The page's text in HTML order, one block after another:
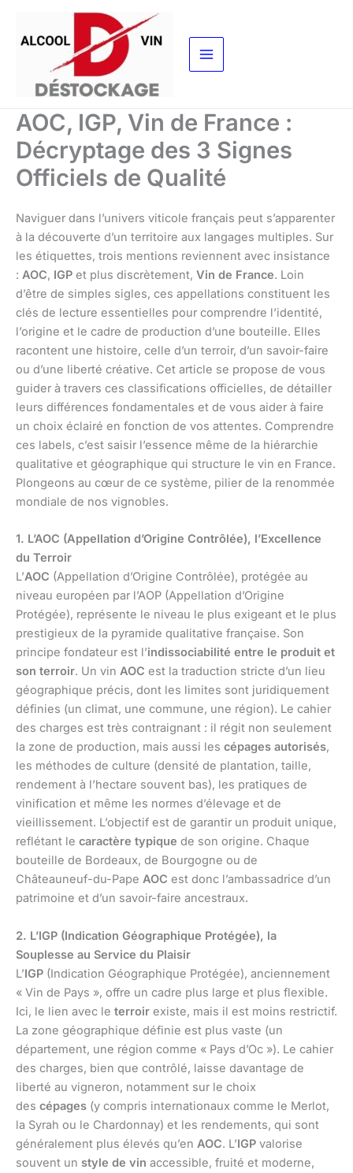
contenu
AOC, IGP, Vin de France :
Décryptage des 3 Signes
Officiels de Qualité
Naviguer dans l’univers viticole français peut s’apparenter
à la découverte d’un territoire aux langages multiples. Sur
les étiquettes, trois mentions reviennent avec insistance
: AOC, IGP et plus discrètement, Vin de France. Loin
d’être de simples sigles, ces appellations constituent les
clés de lecture essentielles pour comprendre l’identité,
l’origine et le cadre de production d’une bouteille. Elles
racontent une histoire, celle d’un terroir, d’un savoir-faire
ou d’une liberté créative. Cet article se propose de vous
guider à travers ces classifications officielles, de détailler
leurs différences fondamentales et de vous aider à faire
un choix éclairé en fonction de vos attentes. Comprendre
ces labels, c’est saisir l’essence même de la hiérarchie
qualitative et géographique qui structure le vin en France.
Plongeons au cœur de ce système, pilier de la renommée
mondiale de nos vignobles.
1. L’AOC (Appellation d’Origine Contrôlée), l’Excellence
du Terroir
L’AOC (Appellation d’Origine Contrôlée), protégée au
niveau européen par l’AOP (Appellation d’Origine
Protégée), représente le niveau le plus exigeant et le plus
prestigieux de la pyramide qualitative française. Son
principe fondateur est l’indissociabilité entre le produit et
son terroir. Un vin AOC est la traduction stricte d’un lieu
géographique précis, dont les limites sont juridiquement
définies (un climat, une commune, une région). Le cahier
des charges est très contraignant : il régit non seulement
la zone de production, mais aussi les cépages autorisés,
les méthodes de culture (densité de plantation, taille,
rendement à l’hectare souvent bas), les pratiques de
vinification et même les normes d’élevage et de
vieillissement. L’objectif est de garantir un produit unique,
reflétant le caractère typique de son origine. Chaque
bouteille de Bordeaux, de Bourgogne ou de
Châteauneuf-du-Pape AOC est donc l’ambassadrice d’un
patrimoine et d’un savoir-faire ancestraux.
2. L’IGP (Indication Géographique Protégée), la
Souplesse au Service du Plaisir
L’IGP (Indication Géographique Protégée), anciennement
« Vin de Pays », offre un cadre plus large et plus flexible.
Ici, le lien avec le terroir existe, mais il est moins restrictif.
La zone géographique définie est plus vaste (un
département, une région comme « Pays d’Oc »). Le cahier
des charges, bien que contrôlé, laisse davantage de
liberté au vigneron, notamment sur le choix
des cépages (y compris internationaux comme le Merlot,
la Syrah ou le Chardonnay) et les rendements, qui sont
généralement plus élevés qu’en AOC. L’IGP valorise
souvent un style de vin accessible, fruité et moderne,